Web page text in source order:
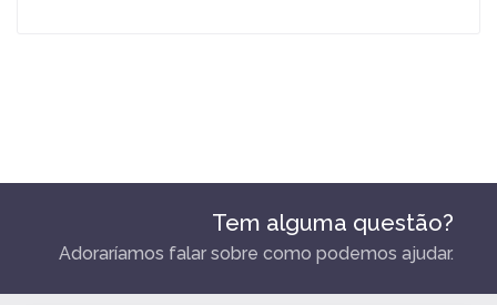
Tem alguma questão?
Adoraríamos falar sobre como podemos ajudar.